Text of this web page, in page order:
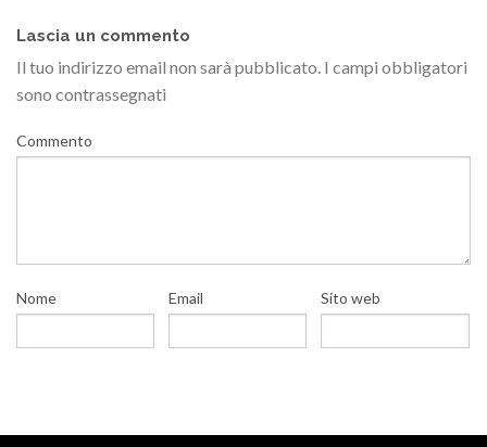
Lascia un commento
Il tuo indirizzo email non sarà pubblicato. I campi obbligatori
sono contrassegnati
Commento
Nome Email Sito web